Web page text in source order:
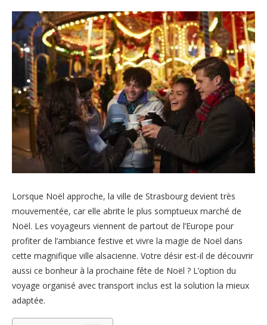
Lorsque Noël approche, la ville de Strasbourg devient très
mouvementée, car elle abrite le plus somptueux marché de
Noël. Les voyageurs viennent de partout de l’Europe pour
profiter de l’ambiance festive et vivre la magie de Noël dans
cette magnifique ville alsacienne. Votre désir est-il de découvrir
aussi ce bonheur à la prochaine fête de Noël ? L’option du
voyage organisé avec transport inclus est la solution la mieux
adaptée.